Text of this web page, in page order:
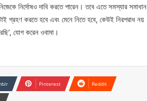
নির্দোষও দাবি করতে পারেন। তবে এতে সমস্যার সমাধান
গ্রহণ করতে হবে এবং মেনে নিতে হবে, কেউই নিরপরাধ নয়
যোগ করেন ওবামা।
Pinterest Reddit